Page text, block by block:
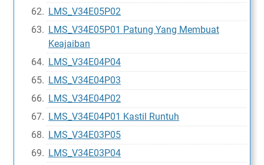
LMS_V34E05P02
LMS_V34E05P01 Patung Yang Membuat
Keajaiban
LMS_V34E04P04
LMS_V34E04P03
LMS_V34E04P02
LMS_V34E04P01 Kastil Runtuh
LMS_V34E03P05
LMS_V34E03P04